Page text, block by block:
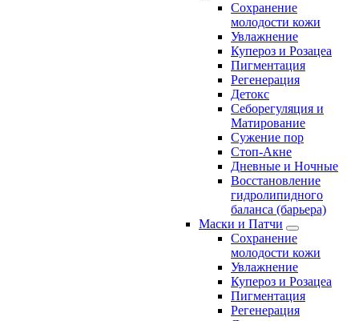
Сохранение
молодости кожи
Увлажнение
Купероз и Розацеа
Пигментация
Регенерация
Детокс
Себорегуляция и
Матирование
Сужение пор
Стоп-Акне
Дневные и Ночные
Восстановление
гидролипидного
баланса (барьера)
Маски и Патчи
Сохранение
молодости кожи
Увлажнение
Купероз и Розацеа
Пигментация
Регенерация